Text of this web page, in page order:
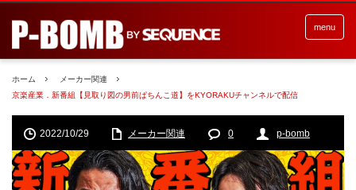
menu
ホーム
メーカー関連
京楽産業．新番組【見取り図の男前ぱちんこ道】をKYORAKUチャンネルで配信
2022/10/29 メーカー関連 0 p-bomb